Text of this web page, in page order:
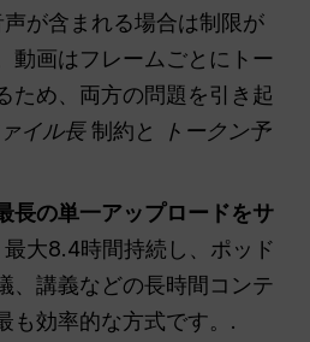
声が含まれる場合は制限が
動画はフレームごとにトー
ため、両方の問題を引き起
イル長制約と
トークン予
長の単一アップロードをサ
最大8.4時間持続し、ポッド
、講義などの長時間コンテ
も効率的な方式です。.